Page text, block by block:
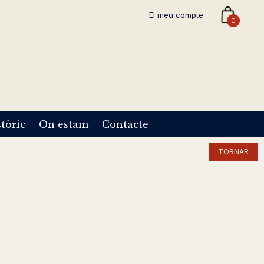
El meu compte
0
On estam Contacte
TORNAR